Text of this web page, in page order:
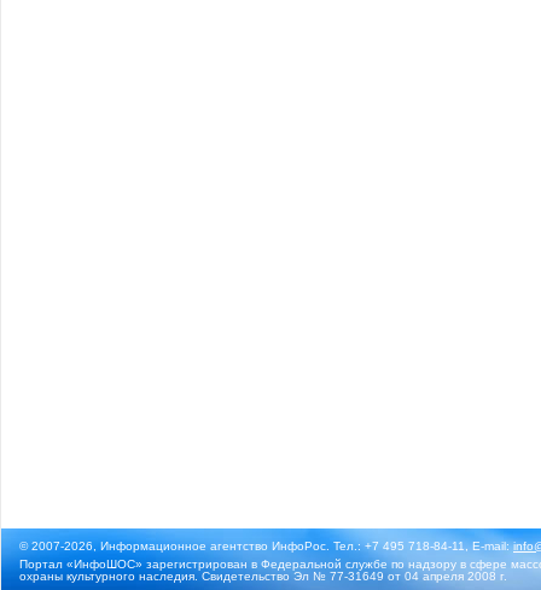
© 2007-2026, Информационное агентство ИнфоРос. Тел.: +7 495 718-84-11, E-mail:
Портал «ИнфоШОС» зарегистрирован в Федеральной службе по надзору в сфере
охраны культурного наследия. Свидетельство Эл № 77-31649 от 04 апреля 2008 г.